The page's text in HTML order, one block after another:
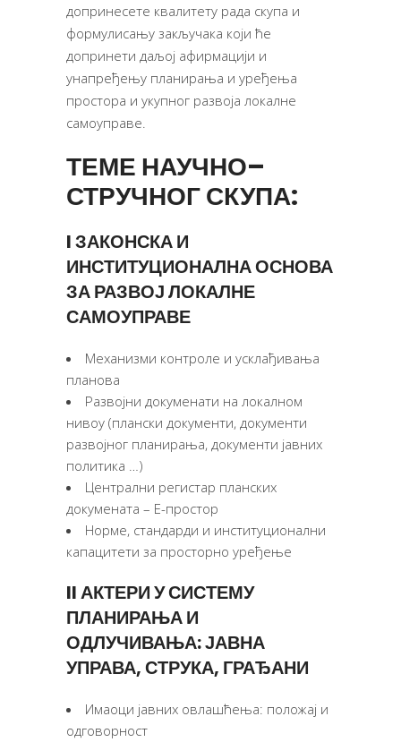
допринесете квалитету рада скупа и
формулисању закључака који ће
допринети даљој афирмацији и
унапређењу планирања и уређења
простора и укупног развоја локалне
самоуправе.
ТЕМЕ НАУЧНО–
СТРУЧНОГСКУПА:
IЗАКОНСКАИ
ИНСТИТУЦИОНАЛНАОСНОВА
ЗАРАЗВОЈЛОКАЛНЕ
САМОУПРАВЕ
Механизми контроле и усклађивања
планова
Развојни докуменати на локалном
нивоу (плански документи, документи
развојног планирања, документи јавних
политика …)
Централни регистар планских
докумената – Е-простор
Норме, стандарди и институционални
капацитети за просторно уређење
II АКТЕРИ У СИСТЕМУ
ПЛАНИРАЊА И
ОДЛУЧИВАЊА: ЈАВНА
УПРАВА, СТРУКА, ГРАЂАНИ
Имаоци јавних овлашћења: положај и
одговорност